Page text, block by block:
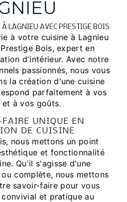
LAGNIEU AVEC PRESTIGE BOIS
à votre cuisine à Lagnieu
Bois, expert en
d'intérieur. Avec notre
passionnés, nous vous
la création d'une cuisine
parfaitement à vos
et à vos goûts.
UNIQUE EN
DE CUISINE
nous mettons un point
et fonctionnalité
Qu'il s'agisse d'une
complète, nous mettons
savoir-faire pour vous
et pratique au